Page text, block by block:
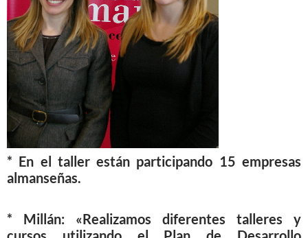
* En el taller están participando 15 empresas
almanseñas.
* Millán: «Realizamos diferentes talleres y